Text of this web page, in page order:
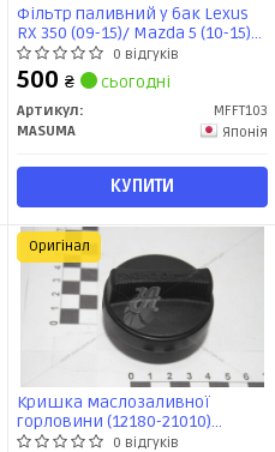
Фільтр паливний у бак Lexus
RX 350 (09-15)/ Mazda 5 (10-15)/
Toyota Camry (01-11), Corolla
(01-06), Highlander (00-1 (MFF-
T103) MASUMA
0 відгуків
500 ₴ сьогодні
Артикул:
MFFT103
MASUMA
Японія
КУПИТИ
Кришка маслозаливної
горловини (12180-21010)
TOYOTA
0 відгуків
Оригінал